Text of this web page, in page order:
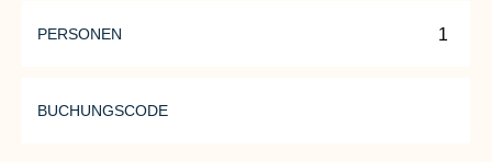
Look forward to culinary delights
atmosphere.
PERSONEN
BUCHUNGSCODE